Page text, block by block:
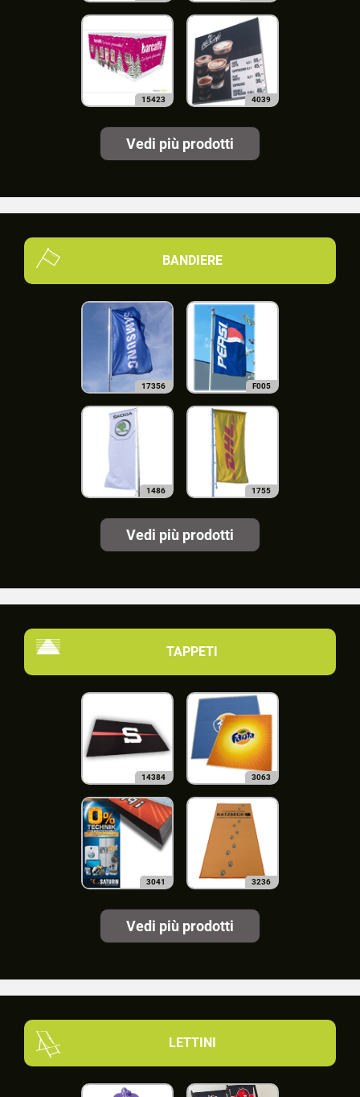
15423 4039
Vedi più prodotti
BANDIERE
17356 F005
1486 1755
Vedi più prodotti
TAPPETI
14384 3063
3041 3236
Vedi più prodotti
LETTINI